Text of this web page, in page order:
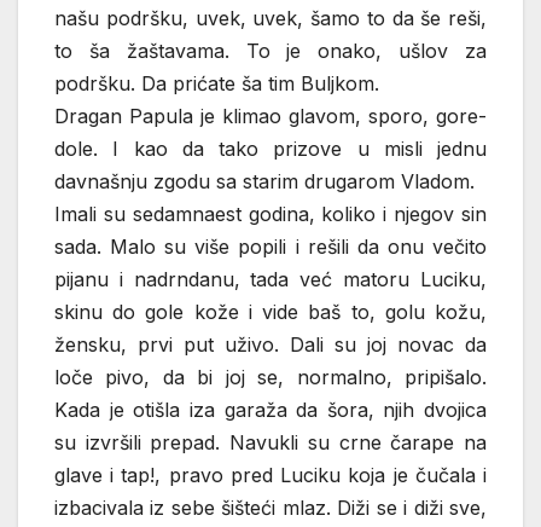
našu podršku, uvek, uvek, šamo to da še reši,
to ša žaštavama. To je onako, ušlov za
podršku. Da prićate ša tim Buljkom.
Dragan Papula je klimao glavom, sporo, gore-
dole. I kao da tako prizove u misli jednu
davnašnju zgodu sa starim drugarom Vladom.
Imali su sedamnaest godina, koliko i njegov sin
sada. Malo su više popili i rešili da onu večito
pijanu i nadrndanu, tada već matoru Luciku,
skinu do gole kože i vide baš to, golu kožu,
žensku, prvi put uživo. Dali su joj novac da
loče pivo, da bi joj se, normalno, pripišalo.
Kada je otišla iza garaža da šora, njih dvojica
su izvršili prepad. Navukli su crne čarape na
glave i tap!, pravo pred Luciku koja je čučala i
izbacivala iz sebe šišteći mlaz. Diži se i diži sve,